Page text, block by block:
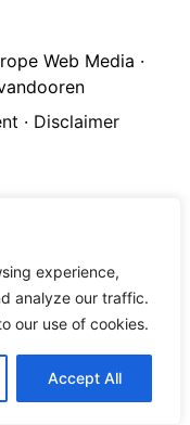
experience,
analyze our traffic.
our use of cookies.
Accept All
Web Media ·
· Disclaimer